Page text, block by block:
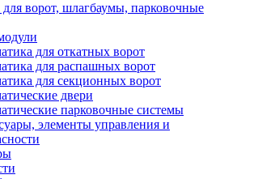
ворот, шлагбаумы, парковочные
для откатных ворот
для распашных ворот
для секционных ворот
двери
парковочные системы
элементы управления и